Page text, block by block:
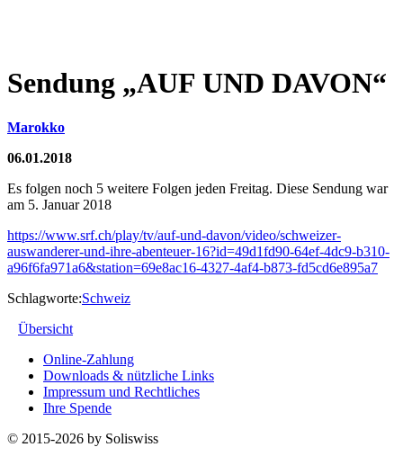
Sendung „AUF UND DAVON“
Marokko
06.01.2018
Es folgen noch 5 weitere Folgen jeden Freitag. Diese Sendung war
am 5. Januar 2018
https://www.srf.ch/play/tv/auf-und-davon/video/schweizer-
auswanderer-und-ihre-abenteuer-16?id=49d1fd90-64ef-4dc9-b310-
a96f6fa971a6&station=69e8ac16-4327-4af4-b873-fd5cd6e895a7
Schlagworte:Schweiz
Übersicht
Online-Zahlung
Downloads & nützliche Links
Impressum und Rechtliches
Ihre Spende
© 2015-2026 by Soliswiss